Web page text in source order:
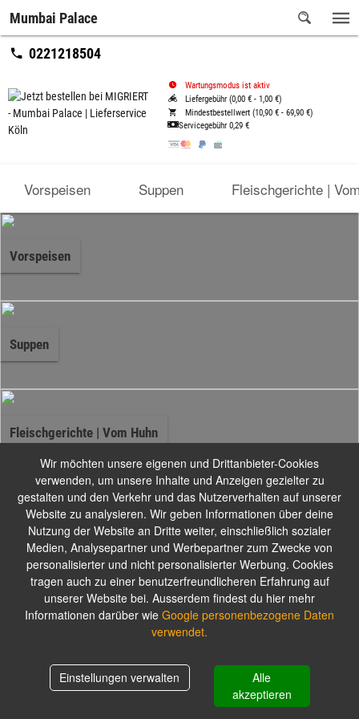
Mumbai Palace
0221218504
Wartungsmodus ist aktiv
Liefergebühr (0,00 € - 1,00 €)
Mindestbestellwert (10,90 € - 69,90 €)
Servicegebühr 0,29 €
Vorspeisen Suppen Fleischgerichte |
Vorspeisen
Suppen
Fleischgerichte | Vom Huhn
Alle Gerichte können mild, mittelscharf oder scharf bzw. ohne Ingwer
oder Knoblauch zubereitet werden. Zu allen Gerichten servieren wir
Basmati-Reis oder Nan-Brot als Beilage
Fleischgerichte | Vom Lamm
Alle Gerichte können mild, mittelscharf oder scharf bzw. ohne Ingwer
Basmati-Reis oder Nan-Brot als Beilage
Warenkorb
Wir möchten unsere eigenen und Drittanbieter-Cookies
verwenden, um unsere Inhalte und Anzeigen gezielter zu
gestalten und den Verkehr und das Nutzerverhalten auf unserer
Website zu analysieren. Wir geben Informationen über deine
Nutzung der Website an Dritte weiter, einschließlich sozialer
Medien, Analysepartner und Werbepartner zum Zwecke von
personalisierter und nicht personalisierter Werbung. Cookies
tragen auch zu einer benutzerfreundlicheren Erfahrung auf
unserer Website bei. Ausserdem findest du hier mehr
Informationen darüber wie Google personenbezogene Daten
verwendet.
Einstellungen verwalten
Alle
akzeptieren